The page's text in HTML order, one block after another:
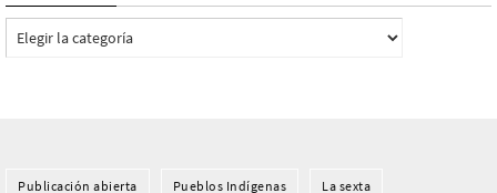
Categorías
Publicación abierta Pueblos Indí­genas La sexta